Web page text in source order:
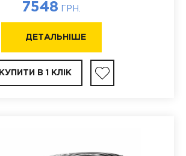
7548 ГРН.
ДЕТАЛЬНІШЕ
КУПИТИ В 1 КЛІК